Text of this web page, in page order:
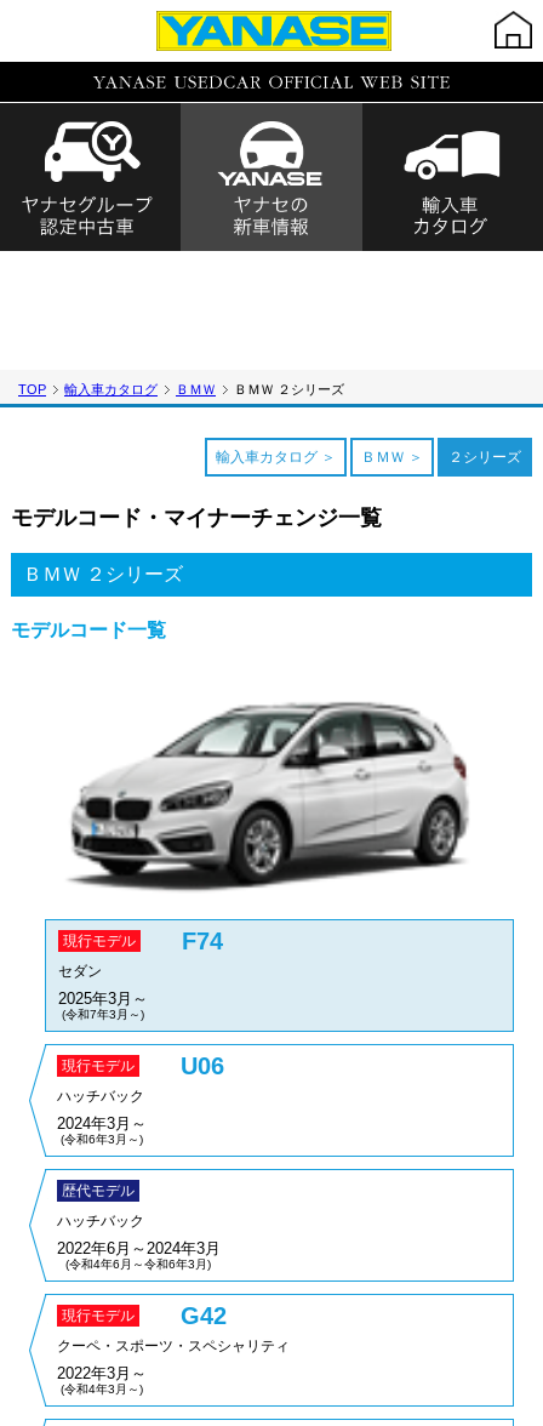
TOP 輸入車カタログ ＢＭＷ ＢＭＷ ２シリーズ
輸入車カタログ ＢＭＷ ２シリーズ
モデルコード・マイナーチェンジ一覧
ＢＭＷ ２シリーズ
モデルコード一覧
現行モデル F74
セダン
2025年3月～
(令和7年3月～)
現行モデル U06
ハッチバック
2024年3月～
(令和6年3月～)
歴代モデル
ハッチバック
2022年6月～2024年3月
(令和4年6月～令和6年3月)
現行モデル G42
クーペ・スポーツ・スペシャリティ
2022年3月～
(令和4年3月～)